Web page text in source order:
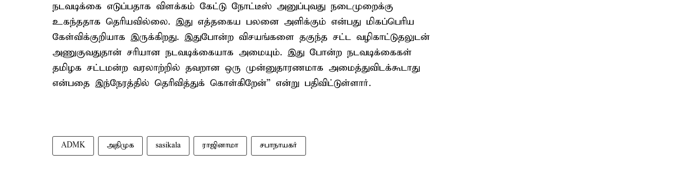
நடவடிக்கை எடுப்பதாக விளக்கம் கேட்டு நோட்டீஸ் அனுப்புவது நடைமுறைக்கு
உகந்ததாக தெரியவில்லை. இது எத்தகைய பலனை அளிக்கும் என்பது மிகப்பெரிய
கேள்விக்குறியாக இருக்கிறது. இதுபோன்ற விசயங்களை தகுந்த சட்ட வழிகாட்டுதலுடன்
அணுகுவதுதான் சரியான நடவடிக்கையாக அமையும். இது போன்ற நடவடிக்கைகள்
தமிழக சட்டமன்ற வரலாற்றில் தவறான ஒரு முன்னுதாரணமாக அமைத்துவிடக்கூடாது
என்பதை இந்நேரத்தில் தெரிவித்துக் கொள்கிறேன்” என்று பதிவிட்டுள்ளார்.
ADMK அதிமுக sasikala ராஜினாமா சபாநாயகர்